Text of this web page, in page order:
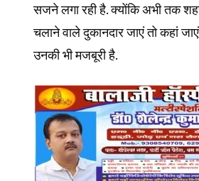
सजने लगा रही है. क्योंकि अभी तक
चलाने वाले दुकानदार जाएं तो कहां
उनकी भी मजबूरी है.